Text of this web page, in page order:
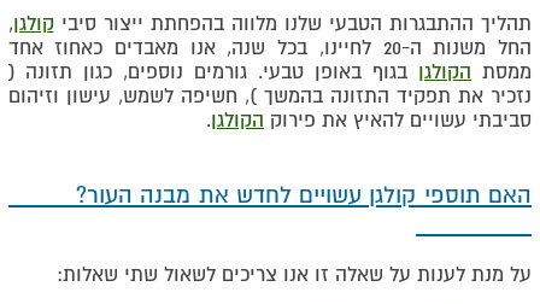
תהליך ההתבגרות הטבעי שלנו מלווה בהפחתת ייצור סיביקולגן,
החל משנות ה-20 לחיינו, בכל שנה, אנו מאבדים כאחוז אחד
ממסת הקולגן בגוף באופן טבעי. גורמים נוספים, כגון תזונה (
נזכיר את תפקיד התזונה בהמשך ), חשיפה לשמש, עישון וזיהום
סביבתי עשויים להאיץ את פירוק הקולגן.
האם תוספי קולגן עשויים לחדש את מבנה העור?
על מנת לענות על שאלה זו אנו צריכים לשאול שתי שאלות: